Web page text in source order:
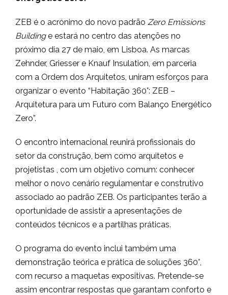
ZEB é o acrónimo do novo padrão Zero Emissions
Buildinge estará no centro das atenções no
próximo dia 27 de maio, em Lisboa. As marcas
Zehnder, Griesser e Knauf Insulation, em parceria
com a Ordem dos Arquitetos, uniram esforços para
organizar o evento “Habitação 360°: ZEB –
Arquitetura para um Futuro com Balanço Energético
Zero”.
O encontro internacional reunirá profissionais do
setor da construção, bem como arquitetos e
projetistas , com um objetivo comum: conhecer
melhor o novo cenário regulamentar e construtivo
associado ao padrão ZEB. Os participantes terão a
oportunidade de assistir a apresentações de
conteúdos técnicos e a partilhas práticas.
O programa do evento inclui também uma
demonstração teórica e prática de soluções 360°,
com recurso a maquetas expositivas. Pretende-se
assim encontrar respostas que garantam conforto e